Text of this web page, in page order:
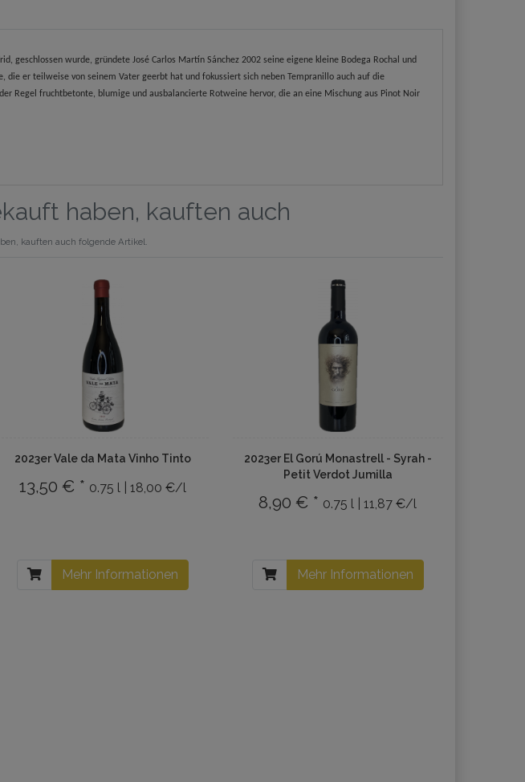
geschlossen wurde, gründete José Carlos Martín Sánchez 2002 seine eigene kleine Bodega Rochal und
er teilweise von seinem Vater geerbt hat und fokussiert sich neben Tempranillo auch auf die
Regel fruchtbetonte, blumige und ausbalancierte Rotweine hervor, die an eine Mischung aus Pinot Noir
haben, kauften auch
kauften auch folgende Artikel.
2023er Vale da Mata Vinho Tinto
13,50 € * 0.75 l | 18,00 €/l
Mehr Informationen
2023er El Gorú Monastrell - Syrah -
Petit Verdot Jumilla
8,90 € * 0.75 l | 11,87 €/l
Mehr Informationen